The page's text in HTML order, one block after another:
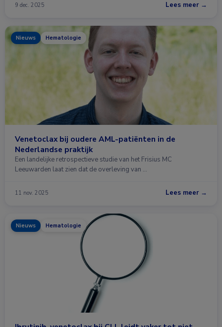
9 dec. 2025 Lees meer →
Nieuws Hematologie
Venetoclax bij oudere AML-patiënten in de
Nederlandse praktijk
Een landelijke retrospectieve studie van het Frisius MC
Leeuwarden laat zien dat de overleving van …
11 nov. 2025 Lees meer →
Nieuws Hematologie